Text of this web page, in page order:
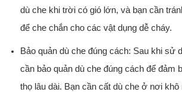
dù che khi trời có gió lớn, và bạn cần
để che chắn cho các vật dụng dễ cháy.
Bảo quản dù che đúng cách: Sau khi sử
cần bảo quản dù che đúng cách để đảm
thọ lâu dài. Bạn cần cất dù che ở nơi khô